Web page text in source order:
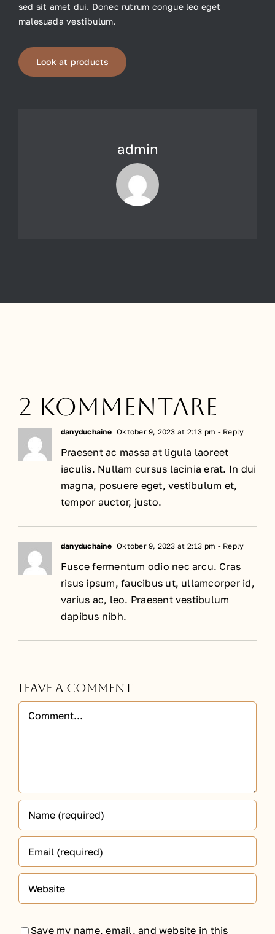
sed sit amet dui. Donec rutrum congue leo eget
malesuada vestibulum.
Look at products
admin
2 Kommentare
danyduchaine Oktober 9, 2023 at 2:13 pm - Reply
Praesent ac massa at ligula laoreet
iaculis. Nullam cursus lacinia erat. In dui
magna, posuere eget, vestibulum et,
tempor auctor, justo.
danyduchaine Oktober 9, 2023 at 2:13 pm - Reply
Fusce fermentum odio nec arcu. Cras
risus ipsum, faucibus ut, ullamcorper id,
varius ac, leo. Praesent vestibulum
dapibus nibh.
Leave A Comment
Comment
Save my name, email, and website in this